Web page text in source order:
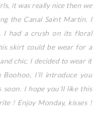
it was really nice then we
the Canal Saint Martin. I
I had a crush on its floral
skirt could be wear for a
chic. I decided to wear it
I’ll introduce you
I hope you’ll like this
! Enjoy Monday, kisses !